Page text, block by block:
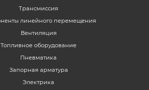
Трансмиссия
линейного перемещения
Вентиляция
Топливное оборудование
Пневматика
Запорная арматура
Электрика